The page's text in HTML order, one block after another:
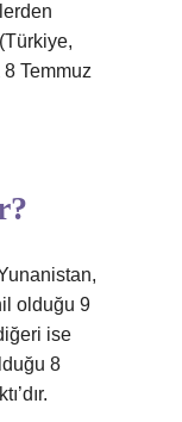
8 Temmuz
olduğu 9
ise
8